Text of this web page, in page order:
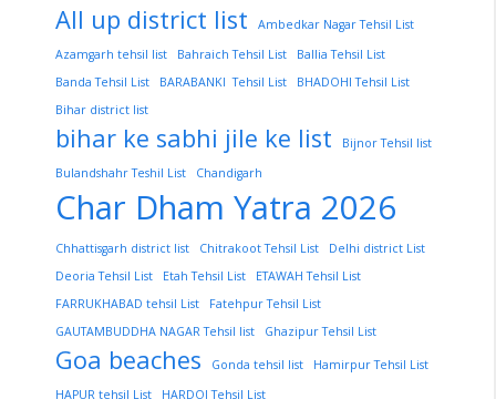
All up district list
Ambedkar Nagar Tehsil List
Azamgarh tehsil list
Bahraich Tehsil List
Ballia Tehsil List
Banda Tehsil List
BARABANKI Tehsil List
BHADOHI Tehsil List
Bihar district list
bihar ke sabhi jile ke list
Bijnor Tehsil list
Bulandshahr Teshil List
Chandigarh
Char Dham Yatra 2026
Chhattisgarh district list Chitrakoot Tehsil List
Delhi district List
Deoria Tehsil List
Etah Tehsil List
ETAWAH Tehsil List
FARRUKHABAD tehsil List
Fatehpur Tehsil List
GAUTAMBUDDHA NAGAR Tehsil list
Ghazipur Tehsil List
Goa beaches Gonda tehsil list
Hamirpur Tehsil List
HAPUR tehsil List
HARDOI Tehsil List